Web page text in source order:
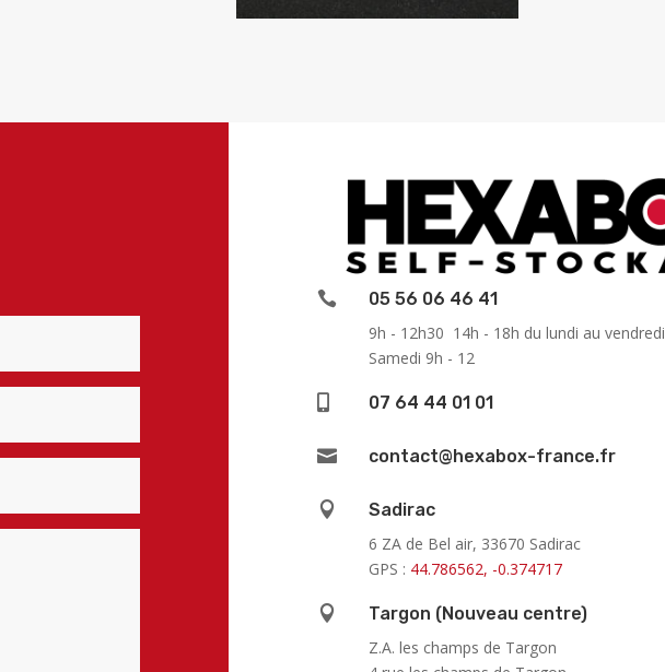

05 56 06 46 41
9h - 12h30 14h - 18h du lundi au vendredi
Samedi 9h - 12
07 64 44 01 01
 contact@hexabox-france.fr

Sadirac
6 ZA de Bel air, 33670 Sadirac
GPS : 44.786562, -0.374717

Targon (Nouveau centre)
Z.A. les champs de Targon